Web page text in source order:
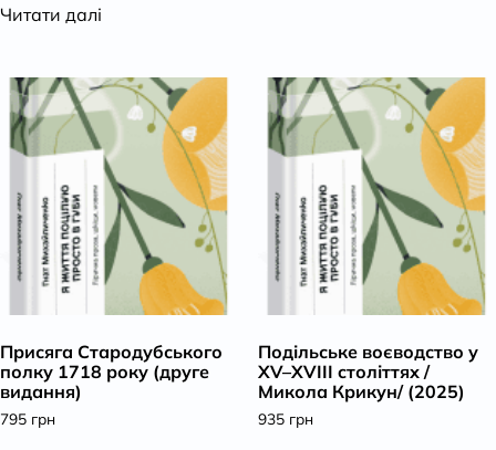
Читати далі
Присяга Стародубського
полку 1718 року (друге
видання)
795 грн
Подільське воєводство у
XV–XVIII cтоліттях /
Микола Крикун/ (2025)
935 грн